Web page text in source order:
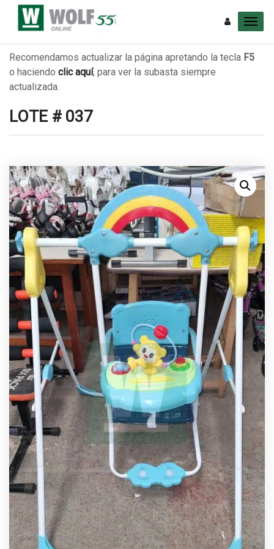
Recomendamos actualizar la página apretando la tecla F5
o haciendo clic aquí, para ver la subasta siempre
actualizada.
LOTE # 037